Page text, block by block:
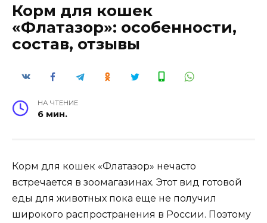
Корм для кошек
«Флатазор»: особенности,
состав, отзывы
НА ЧТЕНИЕ
6 мин.
Корм для кошек «Флатазор» нечасто
встречается в зоомагазинах. Этот вид готовой
еды для животных пока еще не получил
широкого распространения в России. Поэтому